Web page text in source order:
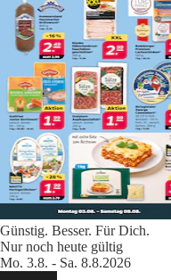
Günstig. Besser. Für Dich.
Nur noch heute gültig
Mo. 3.8. - Sa. 8.8.2026